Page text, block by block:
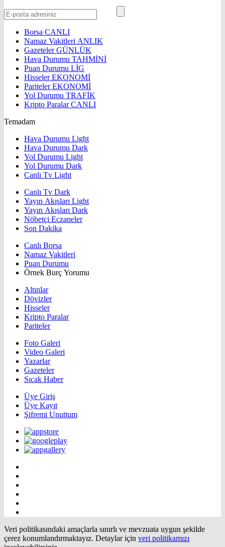
Borsa CANLI
Namaz Vakitleri ANLIK
GazetelerGÜNLÜK
Hava Durumu TAHMİNİ
Puan Durumu LİG
HisselerEKONOMİ
ParitelerEKONOMİ
Yol Durumu TRAFİK
Kripto ParalarCANLI
Temadam
Hava Durumu Light
Hava Durumu Dark
Yol Durumu Light
Yol Durumu Dark
Canlı Tv Light
Canlı Tv Dark
Yayın Akışları Light
Yayın Akışları Dark
Nöbetçi Eczaneler
Son Dakika
Canlı Borsa
Namaz Vakitleri
Puan Durumu
Örnek Burç Yorumu
Altınlar
Dövizler
Hisseler
Kripto Paralar
Pariteler
Foto Galeri
Video Galeri
Yazarlar
Gazeteler
Sıcak Haber
Üye Giriş
Üye Kayıt
Şifremi Unuttum
Veri politikasındaki amaçlarla sınırlı ve mevzuata uygun şekilde
çerez konumlandırmaktayız. Detaylar için veri politikamızı